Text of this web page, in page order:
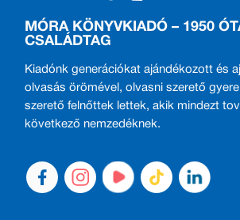
MÓRA KÖNYVKIADÓ – 1950
CSALÁDTAG
Kiadónk generációkat ajándékozott és
olvasás örömével, olvasni szerető
szerető felnőttek lettek, akik mindezt
következő nemzedéknek.